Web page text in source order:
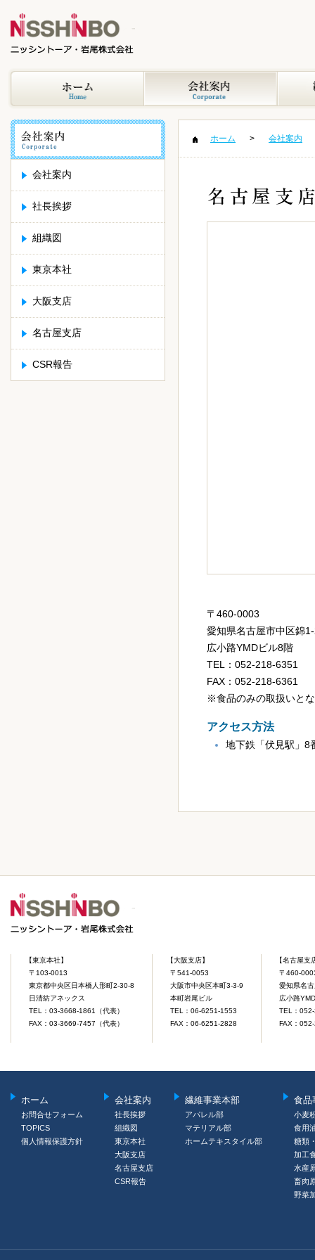
会社案内
社長挨拶
組織図
東京本社
大阪支店
名古屋支店
CSR報告
ホーム 会社案内
〒460-0003
愛知県名古屋市中区錦
広小路YMDビル8階
TEL：052-218-6351
FAX：052-218-6361
※食品のみの取扱いと
アクセス方法
地下鉄「伏見駅」8
【東京本社】
〒103-0013
東京都中央区日本橋人形町2-30-8
日清紡アネックス
TEL：03-3668-1861（代表）
FAX：03-3669-7457（代表）
【大阪支店】
〒541-0053
大阪市中央区本町3-3-9
本町岩尾ビル
TEL：06-6251-1553
FAX：06-6251-2828
【名古屋支
〒460-
愛知県名
広小路
TEL：
FAX：
ホーム
お問合せフォーム
TOPICS
個人情報保護方針
会社案内
社長挨拶
組織図
東京本社
大阪支店
名古屋支店
CSR報告
繊維事業本部
アパレル部
マテリアル部
ホームテキスタイル部
食品
小麦
食用
糖類
加工
水産
畜肉
野菜